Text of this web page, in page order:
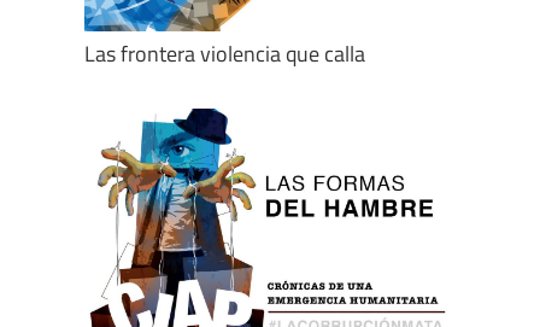
Las frontera violencia que calla